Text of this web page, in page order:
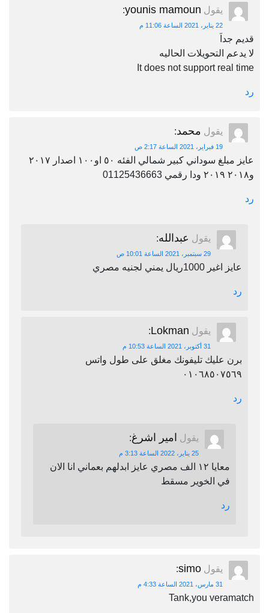
يقول younis mamoun
:
22 يناير، 2021 الساعة 11:06 م
قديم جداَ
لا يدعم التحويلات الحاليه
It does not support real time
رد
يقول محمد:
19 فبراير، 2021 الساعة 2:17 ص
عايز مبلغ سوداني كبير شمالي الفئه ٥٠ او١٠٠ اصدار ٢٠١٧
و٢٠١٨ ٢٠١٩ ودا رقمي 01125436663
رد
يقول عبدالله:
29 سبتمبر، 2021 الساعة 10:01 ص
عايز اغير 1000ريال يمني لجنيه مصري
رد
يقول Lokman
:
31 أكتوبر، 2021 الساعة 10:53 م
برن عليك تليفونك مغلق على طول واتس
٠١٠٦٨٥٠٧٥٦٩
رد
يقول امير اشرغ:
25 يناير، 2022 الساعة 3:13 م
معايا ١٢ الف مصري عايز ابدلهم بعماني انا الان
في الخوير مسقط
رد
يقول simo
:
31 مارس، 2021 الساعة 4:33 م
Tank,you veramatch